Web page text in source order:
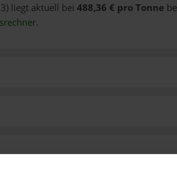
liegt aktuell bei 488,36 € pro Tonne
.